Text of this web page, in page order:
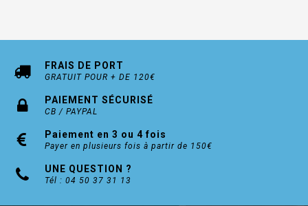
FRAIS DE PORT
GRATUIT POUR + DE 120€
PAIEMENT SÉCURISÉ
CB / PAYPAL
Paiement en 3 ou 4 fois
Payer en plusieurs fois à partir de 150€
UNE QUESTION ?
Tél : 04 50 37 31 13